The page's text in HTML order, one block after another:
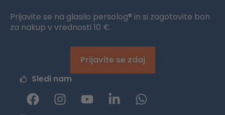
Prijavite se na glasilo persolog® in si zagotovite bon
za nakup v vrednosti 10 €.
Prijavite se zdaj
Sledi nam
F
a
I
n
Y
o
L
i
W
h